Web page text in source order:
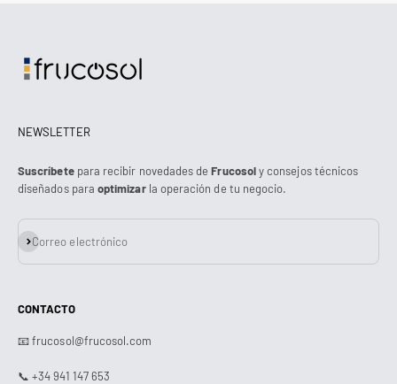
NEWSLETTER
Suscríbetepara recibir novedades deFrucosoly consejos técnicos
diseñados para optimizarla operación de tu negocio.
Correo electrónico
Suscribirse
CONTACTO
📧 frucosol@frucosol.com
📞 +34 941 147 653